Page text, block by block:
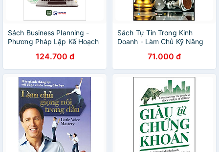
Sách Business Planning -
Phương Pháp Lập Kế Hoạch
124.700 đ
Sách Tự Tin Trong Kinh
Doanh - Làm Chủ Kỹ Năng
71.000 đ